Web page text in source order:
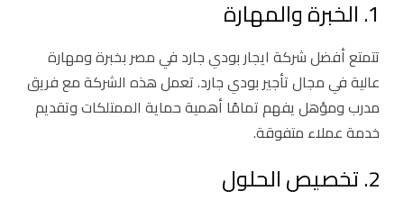
1. الخبرة والمهارة
تتمتع أفضل شركة ايجار بودي جارد في مصر بخبرة ومهارة
عالية في مجال تأجير بودي جارد. تعمل هذه الشركة مع فريق
مدرب ومؤهل يفهم تمامًا أهمية حماية الممتلكات وتقديم
خدمة عملاء متفوقة.
2. تخصيص الحلول